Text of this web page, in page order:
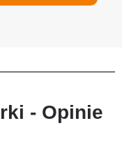
- Opinie